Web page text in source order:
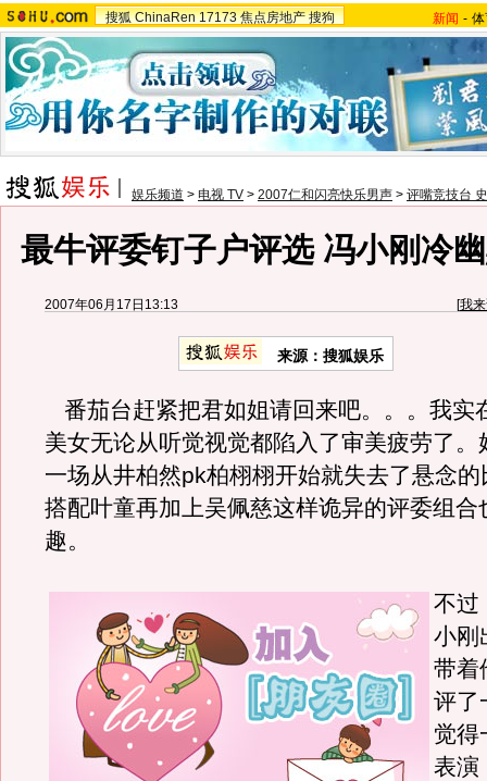
搜狐 ChinaRen 17173 焦点房地产 搜狗 新闻 -
娱乐频道 > 电视 TV > 2007仁和闪亮快乐男声 > 评嘴竞技台
最牛评委钉子户评选 冯小刚冷
2007年06月17日13:13 [我
来源：搜狐娱乐
番茄台赶紧把君如姐请回来吧。。。我实
美女无论从听觉视觉都陷入了审美疲劳了。
一场从井柏然pk柏栩栩开始就失去了悬念
搭配叶童再加上吴佩慈这样诡异的评委组合
趣。
不过
小刚
带着
评了
觉得
表演